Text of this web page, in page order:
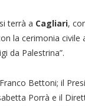
terrà a Cagliari,
la cerimonia civile
da Palestrina”.
Bettoni; il
Porrà e il